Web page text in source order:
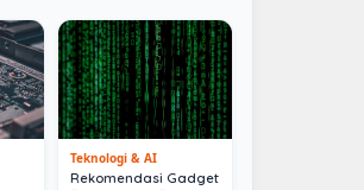
Teknologi & AI
Rekomendasi Gadget